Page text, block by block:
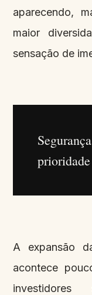
aparecendo,
maior
sensação de
A expansão
acontece